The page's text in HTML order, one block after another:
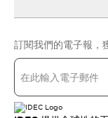
訂閱我們的電子報，